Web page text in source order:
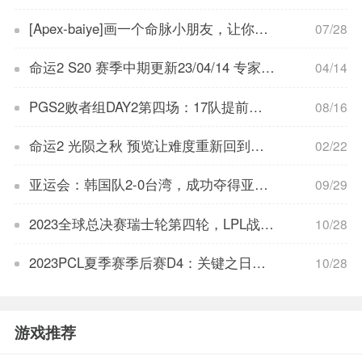
[Apex-baiye]画一个命脉小朋友，让你的网站更受欢迎！ 07/28
命运2 S20 赛季中期更新23/04/14 专家武器强化丨武器沙盒 04/14
PGS2败者组DAY2第四场：17队提前锁定名额，7支淘汰成功吃鸡 08/16
命运2 光陨之秋 预览让难度重新回到游戏中丨Among US 联动 02/22
亚运会：韩国队2-0台湾，成功夺得亚运金牌！ 09/29
2023全球总决赛瑞士轮第四轮，LPL战队今日赛程预告：LPL战队将在瑞士轮第四轮迎战强敌，精彩对决即将上演！ 10/28
2023PCL夏季赛季后赛D4：关键之日，谁能扭转乾坤？解析与预测 10/28
游戏推荐